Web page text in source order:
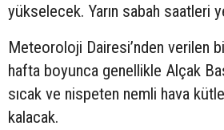
yükselecek. Yarın sabah saatleri
Meteoroloji Dairesi’nden verilen
hafta boyunca genellikle Alçak
sıcak ve nispeten nemli hava
kalacak.